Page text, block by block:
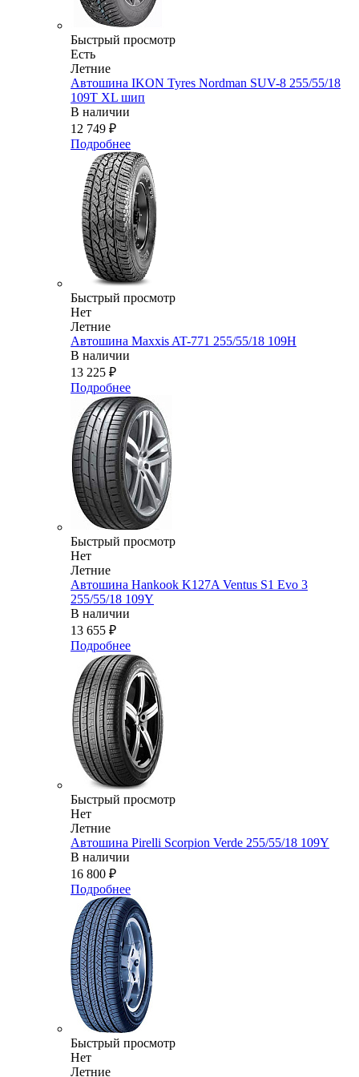
Быстрый просмотр
Есть
Летние
Автошина IKON Tyres Nordman SUV-8 255/55/18
109T XL шип
В наличии
12 749 ₽
Подробнее
Быстрый просмотр
Нет
Летние
Автошина Maxxis AT-771 255/55/18 109H
В наличии
13 225 ₽
Подробнее
Быстрый просмотр
Нет
Летние
Автошина Hankook K127A Ventus S1 Evo 3
255/55/18 109Y
В наличии
13 655 ₽
Подробнее
Быстрый просмотр
Нет
Летние
Автошина Pirelli Scorpion Verde 255/55/18 109Y
В наличии
16 800 ₽
Подробнее
Быстрый просмотр
Нет
Летние